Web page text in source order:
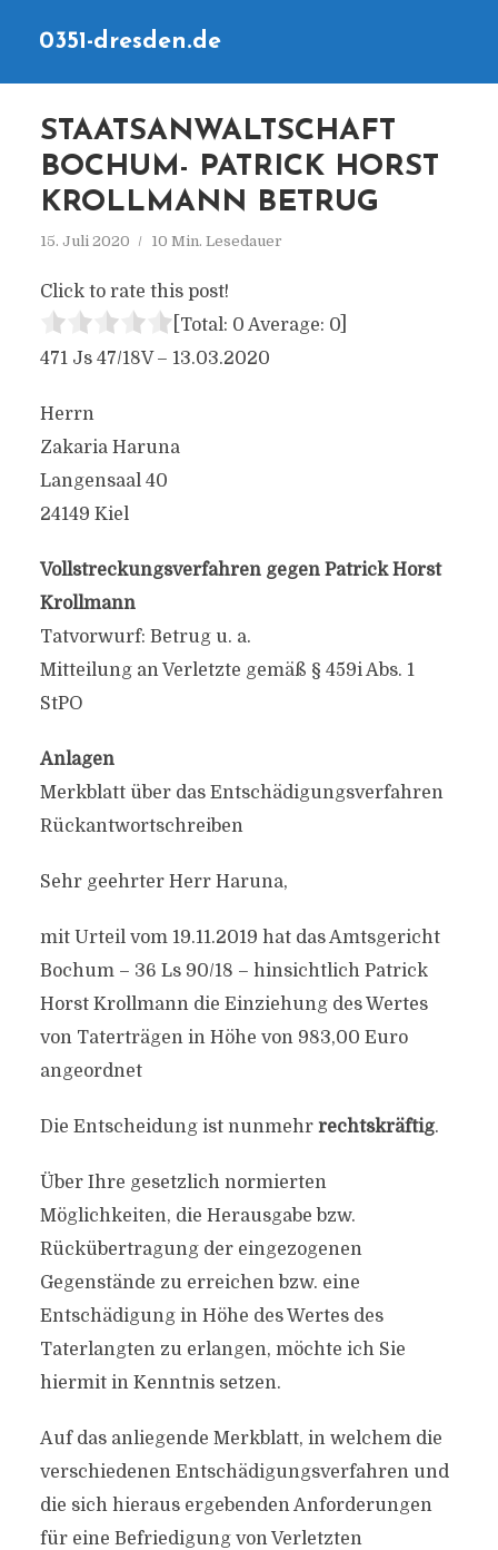
0351-dresden.de
STAATSANWALTSCHAFT
BOCHUM- PATRICK HORST
KROLLMANN BETRUG
15. Juli 2020 10 Min. Lesedauer
Click to rate this post!
[Total: 0 Average: 0]
471 Js 47/18V – 13.03.2020
Herrn
Zakaria Haruna
Langensaal 40
24149 Kiel
Vollstreckungsverfahren gegen Patrick Horst
Krollmann
Tatvorwurf: Betrug u. a.
Mitteilung an Verletzte gemäß § 459i Abs. 1
StPO
Anlagen
Merkblatt über das Entschädigungsverfahren
Rückantwortschreiben
Sehr geehrter Herr Haruna,
mit Urteil vom 19.11.2019 hat das Amtsgericht
Bochum – 36 Ls 90/18 – hinsichtlich Patrick
Horst Krollmann die Einziehung des Wertes
von Taterträgen in Höhe von 983,00 Euro
angeordnet
Die Entscheidung ist nunmehr rechtskräftig.
Über Ihre gesetzlich normierten
Möglichkeiten, die Herausgabe bzw.
Rückübertragung der eingezogenen
Gegenstände zu erreichen bzw. eine
Entschädigung in Höhe des Wertes des
Taterlangten zu erlangen, möchte ich Sie
hiermit in Kenntnis setzen.
Auf das anliegende Merkblatt, in welchem die
verschiedenen Entschädigungsverfahren und
die sich hieraus ergebenden Anforderungen
für eine Befriedigung von Verletzten